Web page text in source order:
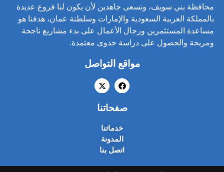
محافظة بني سويف، ونسعى جاهدين لأن يكون لنا فروع عديدة
بالمملكة العربية السعودية والإمارات وسلطنة عمان، هدفنا هو
مساعدة المستثمرين ورجال الأعمال على بدء مشاريع ناجحة
ومربحة والحصول على دراسة جدوى معتمدة.
مواقع التواصل
صفحاتنا
خدماتنا
المدونة
اتصل بنا